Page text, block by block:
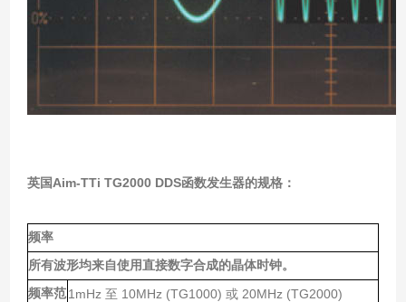
英国Aim-TTi TG2000 DDS函数发生器的规格：
频率
所有波形均来自使用直接数字合成的晶体时钟。
频率范 1mHz 至 10MHz (TG1000) 或20MHz (TG2000)